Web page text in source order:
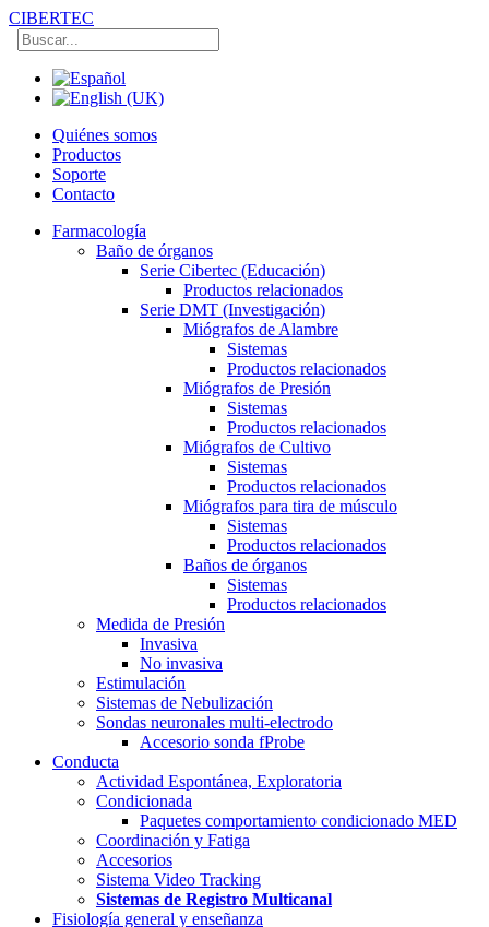
CIBERTEC
Quiénes somos
Productos
Soporte
Contacto
Farmacología
Baño de órganos
Serie Cibertec (Educación)
Productos relacionados
Serie DMT (Investigación)
Miógrafos de Alambre
Sistemas
Productos relacionados
Miógrafos de Presión
Sistemas
Productos relacionados
Miógrafos de Cultivo
Sistemas
Productos relacionados
Miógrafos para tira de músculo
Sistemas
Productos relacionados
Baños de órganos
Sistemas
Productos relacionados
Medida de Presión
Invasiva
No invasiva
Estimulación
Sistemas de Nebulización
Sondas neuronales multi-electrodo
Accesorio sonda fProbe
Conducta
Actividad Espontánea, Exploratoria
Condicionada
Paquetes comportamiento condicionado MED
Coordinación y Fatiga
Accesorios
Sistema Video Tracking
Sistemas de Registro Multicanal
Fisiología general y enseñanza